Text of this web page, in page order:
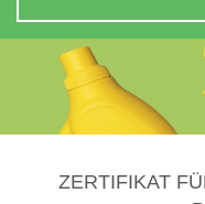
ZERTIFIKAT